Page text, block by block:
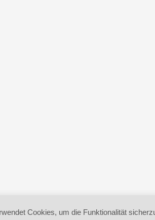
Cookies, um die Funktionalität